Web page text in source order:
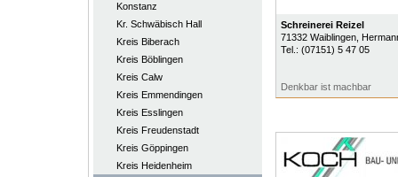
Konstanz
Kr. Schwäbisch Hall
Kreis Biberach
Kreis Böblingen
Kreis Calw
Kreis Emmendingen
Kreis Esslingen
Kreis Freudenstadt
Kreis Göppingen
Kreis Heidenheim
Schreinerei Reizel
71332 Waiblingen,
Tel.: (07151) 5 47 05
Denkbar ist machbar